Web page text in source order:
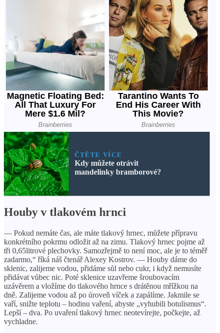
ČTĚTE VÍCE
Kdy můžete otrávit
mandelinky bramborové?
Houby v tlakovém hrnci
— Pokud nemáte čas, ale máte tlakový hrnec, můžete přípravu
konkrétního pokrmu odložit až na zimu. Tlakový hrnec pojme až
tři 0,65litrové plechovky. Samozřejmě to není moc, ale je to téměř
zadarmo,“ říká náš čtenář Alexey Kostrov. — Houby dáme do
sklenic, zalijeme vodou, přidáme sůl nebo cukr, i když nemusíte
přidávat vůbec nic. Poté sklenice uzavřeme šroubovacím
uzávěrem a vložíme do tlakového hrnce s drátěnou mřížkou na
dně. Zalijeme vodou až po úroveň víček a zapálíme. Jakmile se
vaří, snižte teplotu – hodinu vaření, abyste „vyhubili botulismus“.
Lepší – dva. Po uvaření tlakový hrnec neotevírejte, počkejte, až
vychladne.